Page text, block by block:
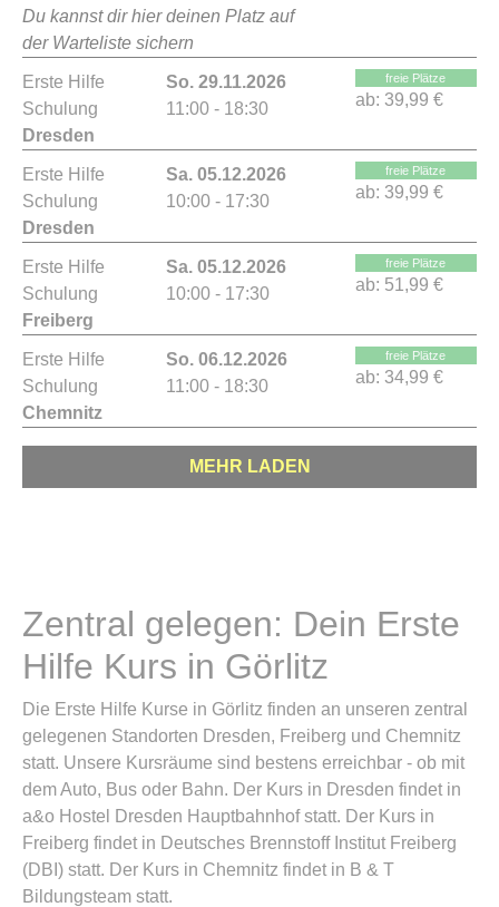
Du kannst dir hier deinen Platz auf
der Warteliste sichern
Erste Hilfe
Schulung
Dresden
So. 29.11.2026
11:00 - 18:30
freie Plätze
ab: 39,99 €
Erste Hilfe
Schulung
Dresden
Sa. 05.12.2026
10:00 - 17:30
freie Plätze
ab: 39,99 €
Erste Hilfe
Schulung
Freiberg
Sa. 05.12.2026
10:00 - 17:30
freie Plätze
ab: 51,99 €
Erste Hilfe
Schulung
Chemnitz
So. 06.12.2026
11:00 - 18:30
freie Plätze
ab: 34,99 €
MEHR LADEN
Zentral gelegen: Dein Erste
Hilfe Kurs in Görlitz
Die Erste Hilfe Kurse in Görlitz finden an unseren zentral
gelegenen Standorten Dresden, Freiberg und Chemnitz
statt. Unsere Kursräume sind bestens erreichbar - ob mit
dem Auto, Bus oder Bahn. Der Kurs in Dresden findet in
a&o Hostel Dresden Hauptbahnhof statt. Der Kurs in
Freiberg findet in Deutsches Brennstoff Institut Freiberg
(DBI) statt. Der Kurs in Chemnitz findet in B & T
Bildungsteam statt.